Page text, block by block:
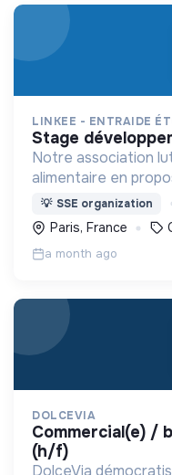
LINKEE - ENTRAIDE
stage
Notre association
alimentaire en
durable pour les
précarité.
💡 SSE organization
Paris, France
a month ago
DOLCEVIA
commercial(e) / business developer b2b
(h/f)
DolceVia